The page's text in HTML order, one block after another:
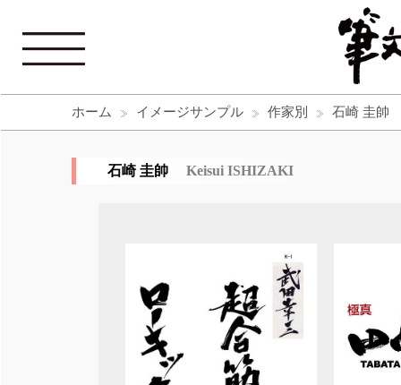
ホーム イメージサンプル 作家別 石崎 圭帥
石崎 圭帥 Keisui ISHIZAKI